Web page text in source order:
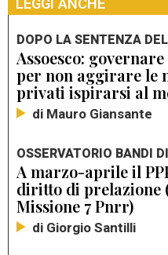
LEGGI ANCHE
DOPO LA SENTENZA
Assoesco:
per non aggirare le
privati ispirarsi al
di Mauro Giansante
OSSERVATORIO BANDI
A marzo-aprile il
diritto di prelazione
Missione 7 Pnrr)
di Giorgio Santilli